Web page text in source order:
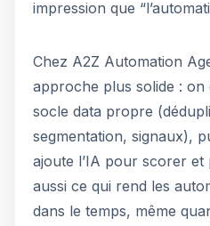
impression que
Chez A2Z Automation
approche plus solide : on
socle data propre
segmentation, signaux),
ajoute l’IA pour scorer et
aussi ce qui rend les
dans le temps, même